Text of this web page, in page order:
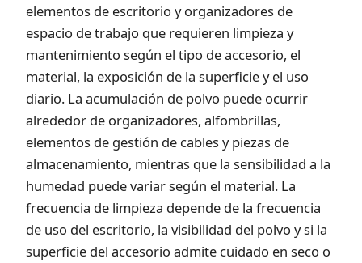
elementos de escritorio y organizadores de
espacio de trabajo que requieren limpieza y
mantenimiento según el tipo de accesorio, el
material, la exposición de la superficie y el uso
diario. La acumulación de polvo puede ocurrir
alrededor de organizadores, alfombrillas,
elementos de gestión de cables y piezas de
almacenamiento, mientras que la sensibilidad a la
humedad puede variar según el material. La
frecuencia de limpieza depende de la frecuencia
de uso del escritorio, la visibilidad del polvo y si la
superficie del accesorio admite cuidado en seco o